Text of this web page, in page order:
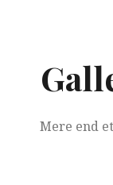
Mere end